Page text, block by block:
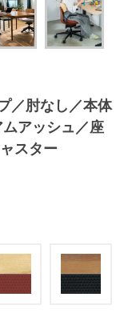
／肘なし／本体
アッシュ／座
スター